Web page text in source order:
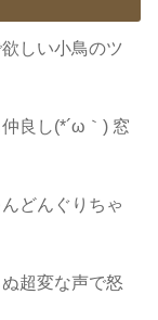
しい小鳥のツ
良し(*´ω｀) 窓
どんぐりちゃ
超変な声で怒